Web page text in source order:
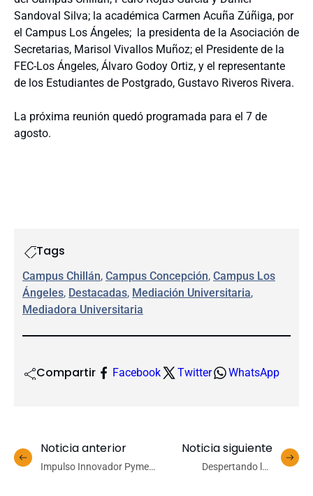
Sandoval Silva; la académica Carmen Acuña Zúñiga, por
el Campus Los Ángeles; la presidenta de la Asociación de
Secretarias, Marisol Vivallos Muñoz; el Presidente de la
FEC-Los Ángeles, Álvaro Godoy Ortiz, y el representante
de los Estudiantes de Postgrado, Gustavo Riveros Rivera.
La próxima reunión quedó programada para el 7 de
agosto.
Tags
Campus Chillán, Campus Concepción, Campus Los
Ángeles, Destacadas, Mediación Universitaria
Mediadora Universitaria
Compartir Facebook Twitter WhatsApp
Noticia anterior
Impulso Innovador Pyme
Noticia siguiente
Despertando las